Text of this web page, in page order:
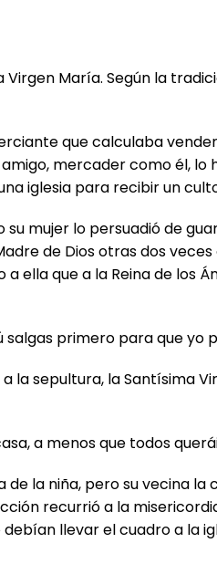
María. Según la
que calculaba
mercader como él,
iglesia para recibir un
mujer lo persuadió de
de Dios otras dos
que a la Reina de los
primero para que yo
sepultura, la Santísima
a menos que todos
la niña, pero su vecina
recurrió a la
llevar el cuadro a la